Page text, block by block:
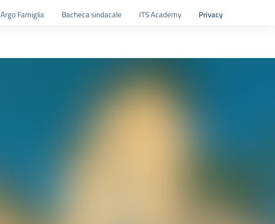
Argo Famiglia Bacheca sindacale ITS Academy Privacy